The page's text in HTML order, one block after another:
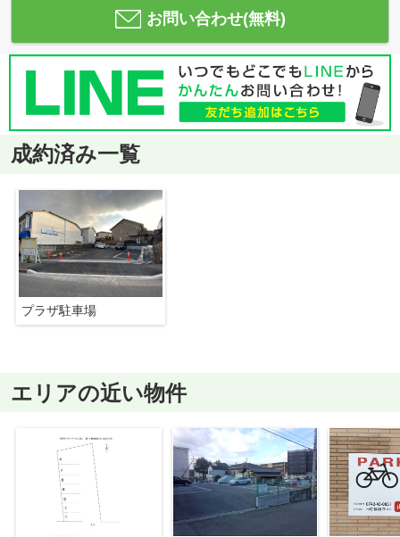
お問い合わせ(無料)
成約済み一覧
プラザ駐車場
エリアの近い物件